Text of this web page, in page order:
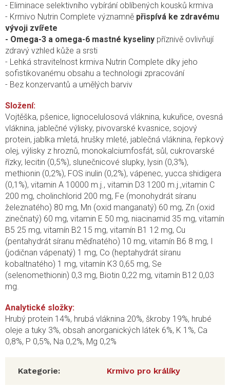
- Eliminace selektivního vybírání oblíbených kousků krmiva
- Krmivo Nutrin Complete významně přispívá ke zdravému
vývoji zvířete
- Omega-3 a omega-6 mastné kyseliny příznivě ovlivňují
zdravý vzhled kůže a srsti
- Lehká stravitelnost krmiva Nutrin Complete díky jeho
sofistikovanému obsahu a technologii zpracování
- Bez konzervantů a umělých barviv
Složení:
Vojtěška, pšenice, lignocelulosová vláknina, kukuřice, ovesná
vláknina, jablečné výlisky, pivovarské kvasnice, sojový
protein, jablka mletá, hrušky mleté, jablečná vláknina, řepkový
olej, výlisky z hroznů, monokalciumfosfát, sůl, cukrovarské
řízky, lecitin (0,5%), slunečnicové slupky, lysin (0,3%),
methionin (0,2%), FOS inulin (0,2%), vápenec, yucca shidigera
(0,1%), vitamin A 10000 m.j., vitamin D3 1200 m.j.,vitamin C
200 mg, cholinchlorid 200 mg, Fe (monohydrát síranu
železnatého) 80 mg, Mn (oxid manganatý) 60 mg, Zn (oxid
zinečnatý) 60 mg, vitamin E 50 mg, niacinamid 35 mg, vitamín
B5 25 mg, vitamín B2 15 mg, vitamín B1 12 mg, Cu
(pentahydrát síranu měďnatého) 10 mg, vitamín B6 8 mg, I
(jodičnan vápenatý) 1 mg, Co (heptahydrát síranu
kobaltnatého) 1 mg, vitamín K3 0,65 mg, Se
(selenomethionin) 0,3 mg, Biotin 0,22 mg, vitamín B12 0,03
mg.
Analytické složky:
Hrubý protein 14%, hrubá vláknina 20%, škroby 19%, hrubé
oleje a tuky 3%, obsah anorganických látek 6%, K 1%, Ca
0,8%, P 0,5%, Na 0,2%, Mg 0,2%
Kategorie: Krmivo pro králíky